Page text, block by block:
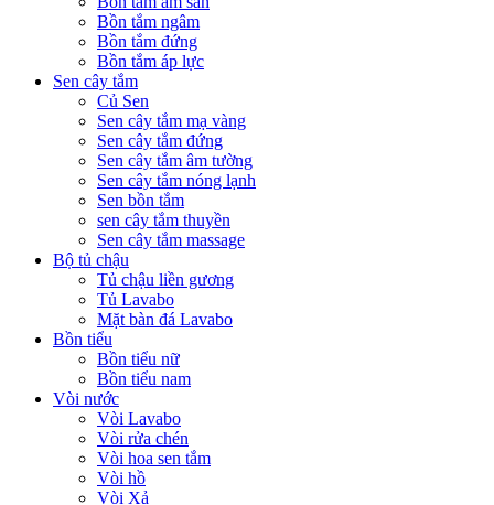
Bồn tắm ngâm
Bồn tắm đứng
Bồn tắm áp lực
Sen cây tắm
Củ Sen
Sen cây tắm mạ vàng
Sen cây tắm đứng
Sen cây tắm âm tường
Sen cây tắm nóng lạnh
Sen bồn tắm
sen cây tắm thuyền
Sen cây tắm massage
Bộ tủ chậu
Tủ chậu liền gương
Tủ Lavabo
Mặt bàn đá Lavabo
Bồn tiểu
Bồn tiểu nữ
Bồn tiểu nam
Vòi nước
Vòi Lavabo
Vòi rửa chén
Vòi hoa sen tắm
Vòi hồ
Vòi Xả